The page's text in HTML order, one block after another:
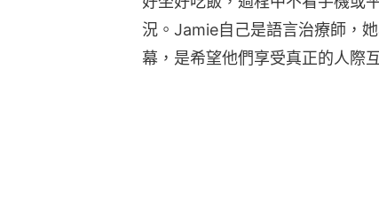
況。Jamie自己是語言治療師，
幕，是希望他們享受真正的人際